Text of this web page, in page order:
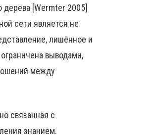
дерева [Wermter 2005]
сети является не
лишённое и
выводами,
между
связанная с
знанием.